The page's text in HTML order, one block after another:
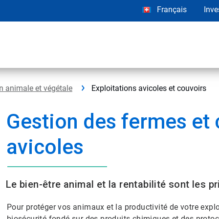
Français
animale et végétale Exploitations avicoles et couvoirs
Gestion des fermes et
avicoles
Le bien-être animal et la rentabilité sont les
Pour protéger vos animaux et la productivité de votre